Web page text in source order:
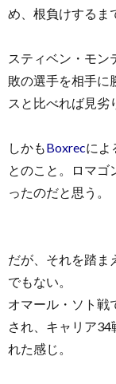
め、根負けするま
スティベン・モ
敗の選手を相手に
スと比べれば見劣
しかもBoxrecによ
とのこと。ロマ
ったのだと思う。
だが、それを踏ま
でもない。
オマール・ソト戦
され、キャリア34
れた感じ。